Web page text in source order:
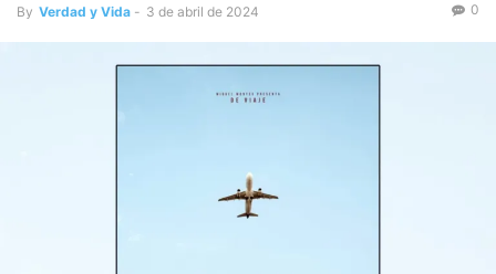
By Verdad y Vida - 3 de abril de 2024 0